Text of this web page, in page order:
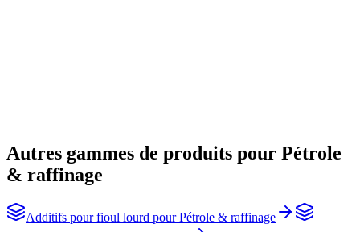
Autres gammes de produits pour Pétrole
& raffinage
Additifs pour fioul lourd pour Pétrole & raffinage